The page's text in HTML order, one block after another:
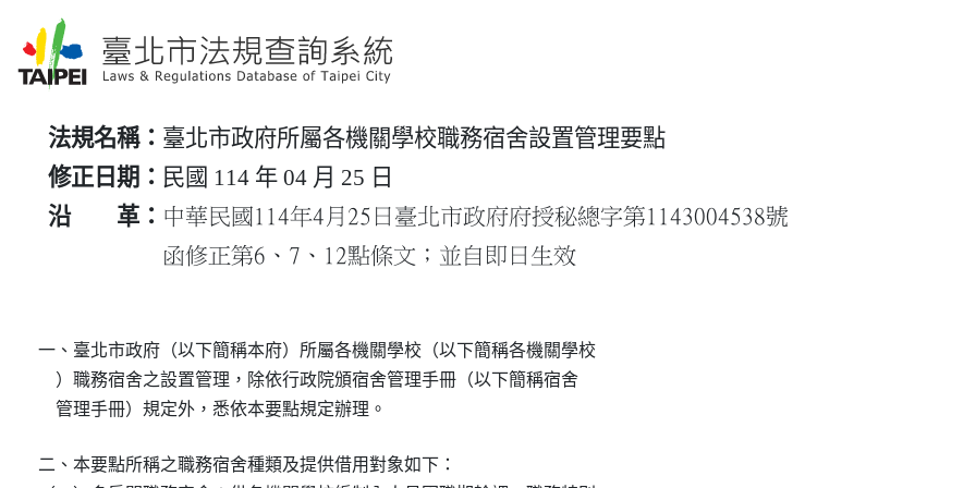
法規名稱： 臺北市政府所屬各機關學校職務宿舍設置管理要點
修正日期： 民國 114 年 04 月 25 日
沿 革： 中華民國114年4月25日臺北市政府府授秘總字第1143004538號
函修正第6、7、12點條文；並自即日生效
一、臺北市政府（以下簡稱本府）所屬各機關學校（以下簡稱各機關學校
    ）職務宿舍之設置管理，除依行政院頒宿舍管理手冊（以下簡稱宿舍
    管理手冊）規定外，悉依本要點規定辦理。
二、本要點所稱之職務宿舍種類及提供借用對象如下：